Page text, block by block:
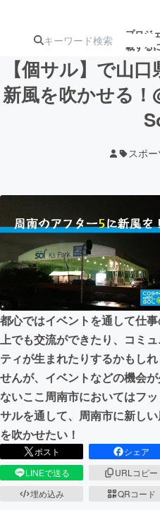
プロジ
載する
注目の新着
テクノロジー・ガジ
映像・映画
ビジネス・起業
まちづくり・地域活
CAMPFIRE for Social
CAMPFIREふるさと納
【個サル】で山
新風を吹かせる
スポー
都心ではイベントを通して仕
上でも交流ができたり、コミ
ティが生まれたりするかもしれ
せんが、イベントなどの機会
ないここ周南市においてはフッ
サルを通して、周南市に新し
を吹かせたい！
ポスト
シェア
LINEで送る
URLコピー
埋め込み
QRコード